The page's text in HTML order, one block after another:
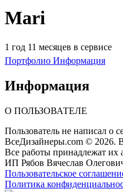
Mari
1 год 11 месяцев в сервисе
Портфолио Информация
Информация
О ПОЛЬЗОВАТЕЛЕ
Пользователь не написал о
ВсеДизайнеры.com © 2026.
Все работы принадлежат их
ИП Рябов Вячеслав
Пользовательское
Политика